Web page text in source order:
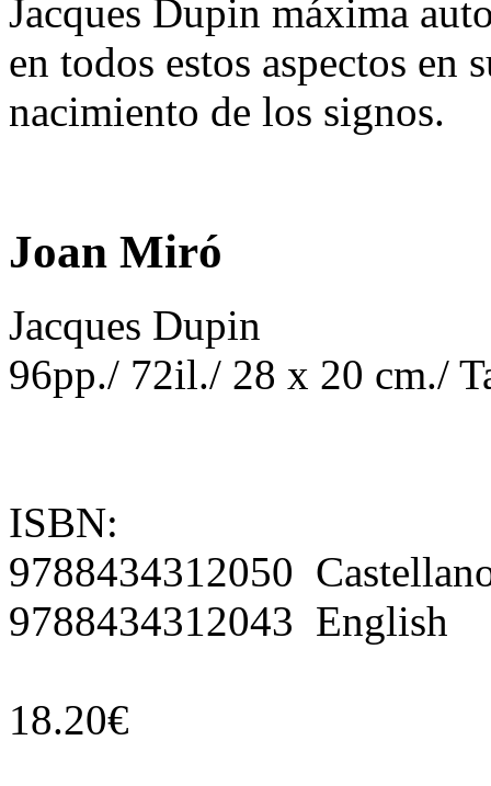
Jacques Dupin máxima
en todos estos aspectos en
nacimiento de los signos.
Joan Miró
Jacques Dupin
96pp./ 72il./ 28 x 20 cm./
ISBN:
9788434312050
9788434312043 English
18.20€